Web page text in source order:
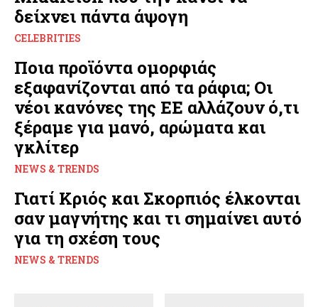
δείχνει πάντα άψογη
CELEBRITIES
Ποια προϊόντα ομορφιάς
εξαφανίζονται από τα ράφια; Οι
νέοι κανόνες της ΕΕ αλλάζουν ό,τι
ξέραμε για μανό, αρώματα και
γκλίτερ
NEWS & TRENDS
Γιατί Κριός και Σκορπιός έλκονται
σαν μαγνήτης και τι σημαίνει αυτό
για τη σχέση τους
NEWS & TRENDS